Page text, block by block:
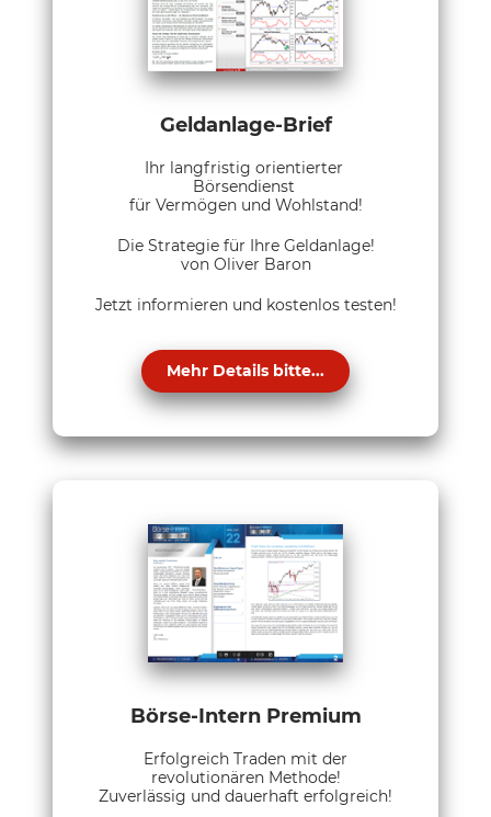
Geldanlage-Brief
Ihr langfristig orientierter
Börsendienst
für Vermögen und Wohlstand!
Die Strategie für Ihre Geldanlage!
von Oliver Baron
Jetzt informieren und kostenlos testen!
Mehr Details bitte...
Börse-Intern Premium
Erfolgreich Traden mit der
revolutionären Methode!
Zuverlässig und dauerhaft erfolgreich!